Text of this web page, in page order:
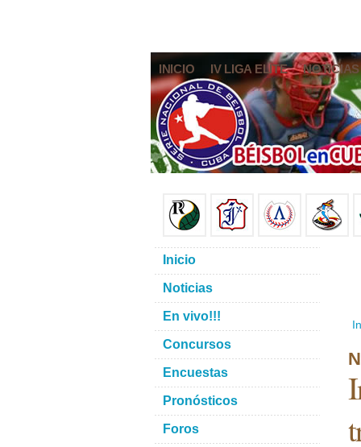
INICIO IV LIGA ELITE NOTICIAS
Inicio
Noticias
En vivo!!!
Concursos
Encuestas
Pronósticos
Foros